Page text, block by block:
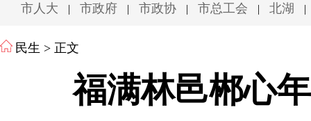
市人大 | 市政府 | 市政协 | 市总工会 | 北湖 |
民生 > 正文
福满林邑郴心